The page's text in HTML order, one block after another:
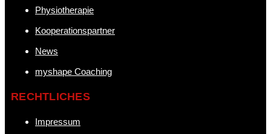
Physiotherapie
Kooperationspartner
News
myshape Coaching
RECHTLICHES
Impressum